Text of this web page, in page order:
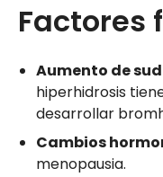
Factores
Aumento de
hiperhidrosis
desarrollar
Cambios
menopausia.